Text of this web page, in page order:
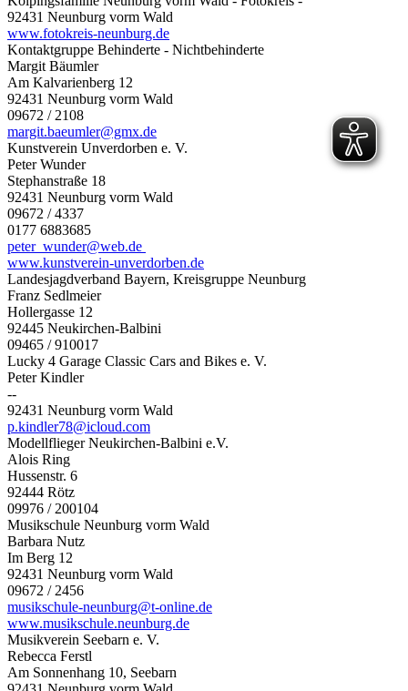
92431 Neunburg vorm Wald
www.fotokreis-neunburg.de
Kontaktgruppe Behinderte - Nichtbehinderte
Margit Bäumler
Am Kalvarienberg 12
92431 Neunburg vorm Wald
09672 / 2108
margit.baeumler@gmx.de
Kunstverein Unverdorben e. V.
Peter Wunder
Stephanstraße 18
92431 Neunburg vorm Wald
09672 / 4337
0177 6883685
peter_wunder@web.de
www.kunstverein-unverdorben.de
Landesjagdverband Bayern, Kreisgruppe Neunburg
Franz Sedlmeier
Hollergasse 12
92445 Neukirchen-Balbini
09465 / 910017
Lucky 4 Garage Classic Cars and Bikes e. V.
Peter Kindler
--
92431 Neunburg vorm Wald
p.kindler78@icloud.com
Modellflieger Neukirchen-Balbini e.V.
Alois Ring
Hussenstr. 6
92444 Rötz
09976 / 200104
Musikschule Neunburg vorm Wald
Barbara Nutz
Im Berg 12
92431 Neunburg vorm Wald
09672 / 2456
musikschule-neunburg@t-online.de
www.musikschule.neunburg.de
Musikverein Seebarn e. V.
Rebecca Ferstl
Am Sonnenhang 10, Seebarn